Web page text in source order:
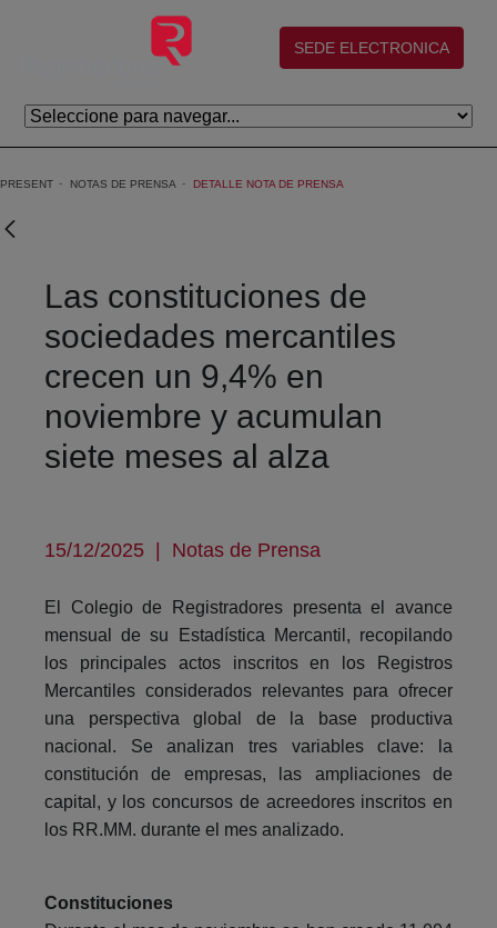
Skip to Main Content
(abre en nueva ventana)
SEDE ELECTRONICA
PRESENT NOTAS DE PRENSA DETALLE NOTA DE PRENSA
Las constituciones de
sociedades mercantiles
crecen un 9,4% en
noviembre y acumulan
siete meses al alza
15/12/2025 | Notas de Prensa
El Colegio de Registradores presenta el avance
mensual de su Estadística Mercantil, recopilando
los principales actos inscritos en los Registros
Mercantiles considerados relevantes para ofrecer
una perspectiva global de la base productiva
nacional. Se analizan tres variables clave: la
constitución de empresas, las ampliaciones de
capital, y los concursos de acreedores inscritos en
los RR.MM. durante el mes analizado.
Constituciones